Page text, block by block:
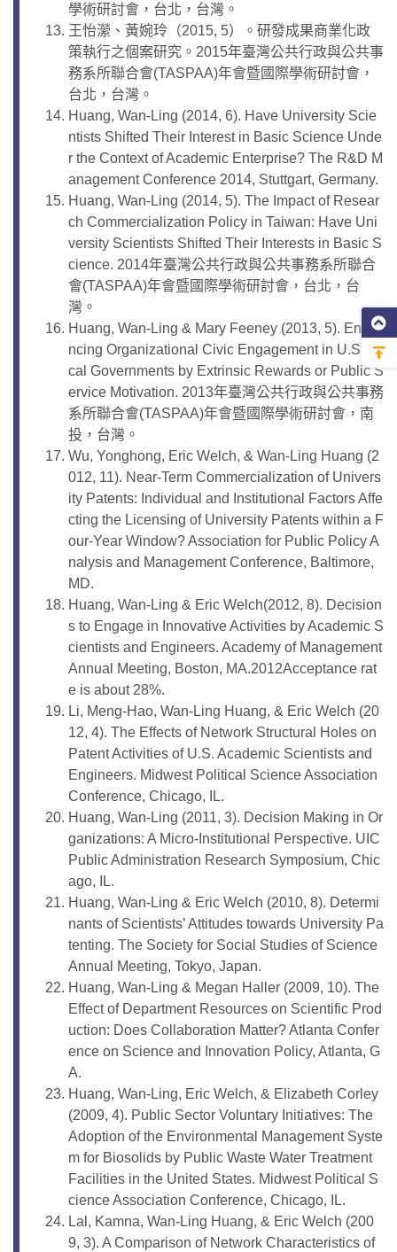
學術研討會，台北，台灣。
王怡瀠、黃婉玲（2015, 5）。研發成果商業化政
策執行之個案研究。2015年臺灣公共行政與公共事
務系所聯合會(TASPAA)年會暨國際學術研討會，
台北，台灣。
Huang, Wan-Ling (2014, 6). Have University Scie
ntists Shifted Their Interest in Basic Science Unde
r the Context of Academic Enterprise? The R&D M
anagement Conference 2014, Stuttgart, Germany.
Huang, Wan-Ling (2014, 5). The Impact of Resear
ch Commercialization Policy in Taiwan: Have Uni
versity Scientists Shifted Their Interests in Basic S
cience. 2014年臺灣公共行政與公共事務系所聯合
會(TASPAA)年會暨國際學術研討會，台北，台
灣。
Huang, Wan-Ling & Mary Feeney (2013, 5). Enha
ncing Organizational Civic Engagement in U.S. Lo
cal Governments by Extrinsic Rewards or Public S
ervice Motivation. 2013年臺灣公共行政與公共事務
系所聯合會(TASPAA)年會暨國際學術研討會，南
投，台灣。
Wu, Yonghong, Eric Welch, & Wan-Ling Huang (2
012, 11). Near-Term Commercialization of Univers
ity Patents: Individual and Institutional Factors Affe
cting the Licensing of University Patents within a F
our-Year Window? Association for Public Policy A
nalysis and Management Conference, Baltimore,
MD.
Huang, Wan-Ling & Eric Welch(2012, 8). Decision
s to Engage in Innovative Activities by Academic S
cientists and Engineers. Academy of Management
Annual Meeting, Boston, MA.2012Acceptance rat
e is about 28%.
Li, Meng-Hao, Wan-Ling Huang, & Eric Welch (20
12, 4). The Effects of Network Structural Holes on
Patent Activities of U.S. Academic Scientists and
Engineers. Midwest Political Science Association
Conference, Chicago, IL.
Huang, Wan-Ling (2011, 3). Decision Making in Or
ganizations: A Micro-Institutional Perspective. UIC
Public Administration Research Symposium, Chic
ago, IL.
Huang, Wan-Ling & Eric Welch (2010, 8). Determi
nants of Scientists’ Attitudes towards University Pa
tenting. The Society for Social Studies of Science
Annual Meeting, Tokyo, Japan.
Huang, Wan-Ling & Megan Haller (2009, 10). The
Effect of Department Resources on Scientific Prod
uction: Does Collaboration Matter? Atlanta Confer
ence on Science and Innovation Policy, Atlanta, G
A.
Huang, Wan-Ling, Eric Welch, & Elizabeth Corley
(2009, 4). Public Sector Voluntary Initiatives: The
Adoption of the Environmental Management Syste
m for Biosolids by Public Waste Water Treatment
Facilities in the United States. Midwest Political S
cience Association Conference, Chicago, IL.
Lal, Kamna, Wan-Ling Huang, & Eric Welch (200
9, 3). A Comparison of Network Characteristics of